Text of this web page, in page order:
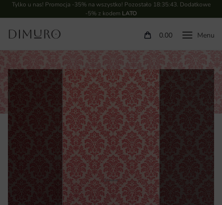
Tylko u nas! Promocja -35% na wszystko! Pozostało 18:35:43. Dodatkowe
-5% z kodem LATO
0.00